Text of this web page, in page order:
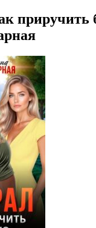
приручить